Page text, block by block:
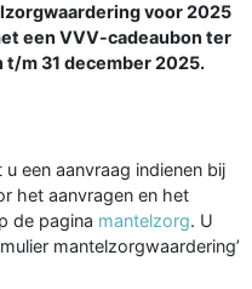
voor 2025
een VVV-cadeaubon ter
t/m 31 december 2025.
een aanvraag indienen bij
het aanvragen en het
de pagina mantelzorg. U
mantelzorgwaardering’